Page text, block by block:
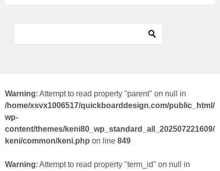
Warning: Attempt to read property "parent" on null in
/home/xsvx1006517/quickboarddesign.com/public_html/
wp-
content/themes/keni80_wp_standard_all_202507221609/
keni/common/keni.php on line 849
Warning: Attempt to read property "term_id" on null in